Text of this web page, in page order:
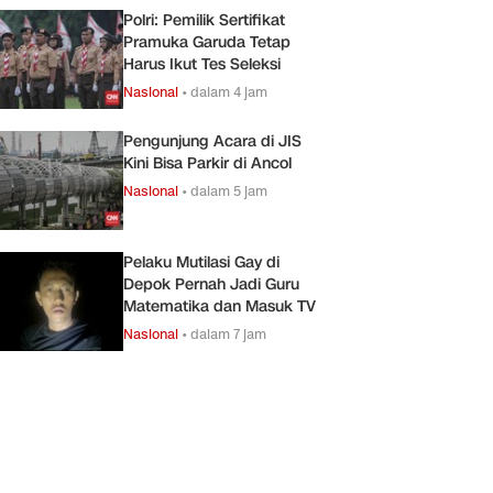
Polri: Pemilik Sertifikat
Pramuka Garuda Tetap
Harus Ikut Tes Seleksi
Nasional •dalam 4 jam
Pengunjung Acara di JIS
Kini Bisa Parkir di Ancol
Nasional •dalam 5 jam
Pelaku Mutilasi Gay di
Depok Pernah Jadi Guru
Matematika dan Masuk TV
Nasional •dalam 7 jam